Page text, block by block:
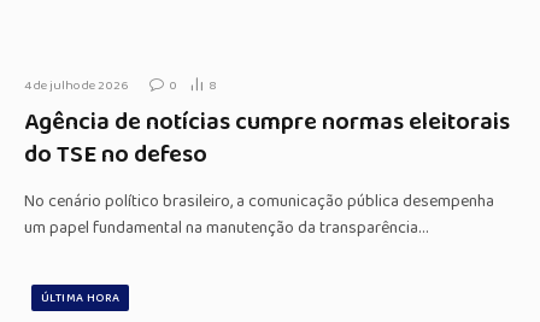
4 de julho de 2026 0 8
Agência de notícias cumpre normas eleitorais
do TSE no defeso
No cenário político brasileiro, a comunicação pública desempenha
um papel fundamental na manutenção da transparência…
ÚLTIMA HORA